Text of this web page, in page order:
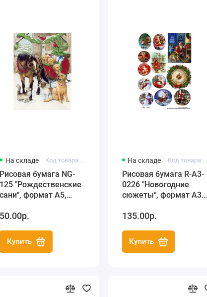
На складе Код товара: NG-125
Рисовая бумага NG-
125 "Рождественские
сани", формат А5,
50.00р.
Купить
На складе Код товара: AZ-R-A3-0226
Рисовая бумага R-A3-
0226 "Новогодние
сюжеты", формат А3,
135.00р.
Купить